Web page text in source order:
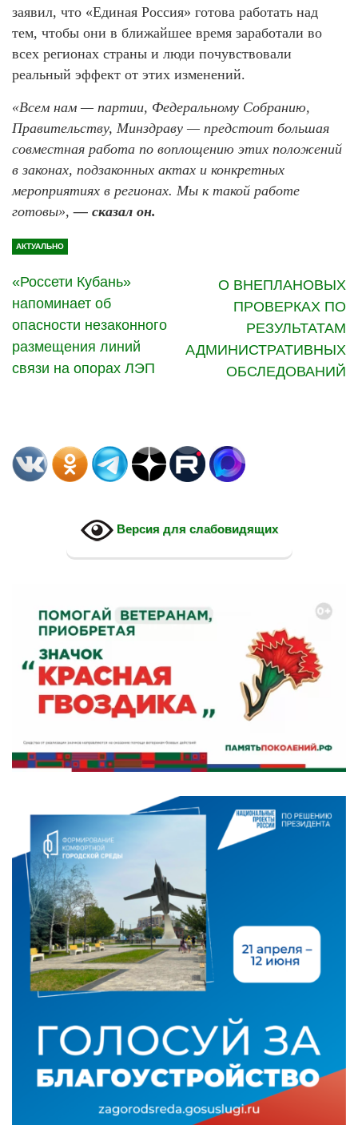
заявил, что «Единая Россия» готова работать над
тем, чтобы они в ближайшее время заработали во
всех регионах страны и люди почувствовали
реальный эффект от этих изменений.
«Всем нам — партии, Федеральному Собранию,
Правительству, Минздраву — предстоит большая
совместная работа по воплощению этих положений
в законах, подзаконных актах и конкретных
мероприятиях в регионах. Мы к такой работе
готовы»,— сказал он.
АКТУАЛЬНО
«Россети Кубань»
напоминает об
опасности незаконного
размещения линий
связи на опорах ЛЭП
О ВНЕПЛАНОВЫХ
ПРОВЕРКАХ ПО
РЕЗУЛЬТАТАМ
АДМИНИСТРАТИВНЫХ
ОБСЛЕДОВАНИЙ
Версия для слабовидящих